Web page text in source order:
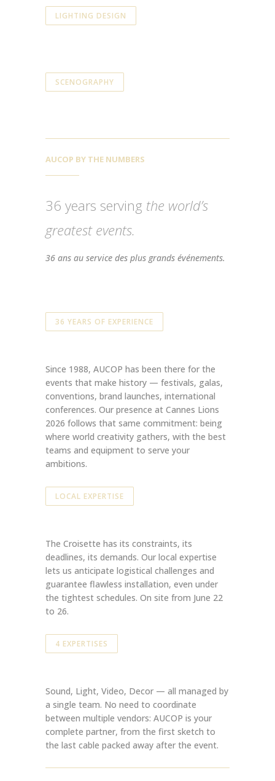
LIGHTING DESIGN
SCENOGRAPHY
AUCOP BY THE NUMBERS
36 years serving the world’s
greatest events.
36 ans au service des plus grands événements.
36 YEARS OF EXPERIENCE
Since 1988, AUCOP has been there for the
events that make history — festivals, galas,
conventions, brand launches, international
conferences. Our presence at Cannes Lions
2026 follows that same commitment: being
where world creativity gathers, with the best
teams and equipment to serve your
ambitions.
LOCAL EXPERTISE
The Croisette has its constraints, its
deadlines, its demands. Our local expertise
lets us anticipate logistical challenges and
guarantee flawless installation, even under
the tightest schedules. On site from June 22
to 26.
4 EXPERTISES
Sound, Light, Video, Decor — all managed by
a single team. No need to coordinate
between multiple vendors: AUCOP is your
complete partner, from the first sketch to
the last cable packed away after the event.